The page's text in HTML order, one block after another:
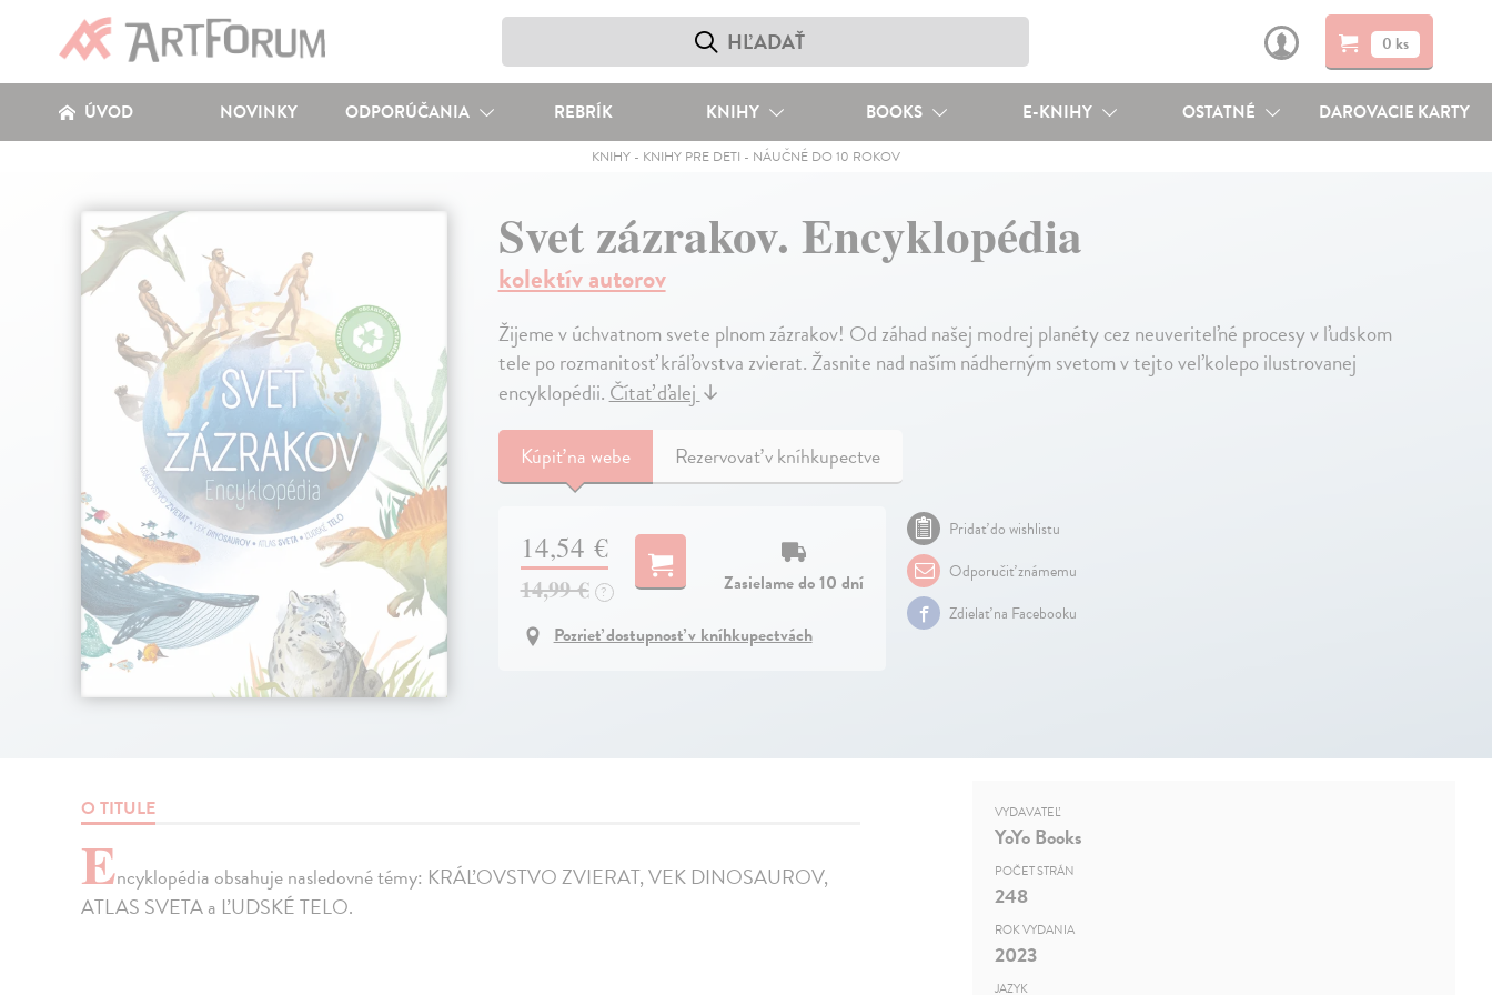
0 ks
ÚVOD NOVINKY ODPORÚČANIA REBRÍK KNIHY BOOKS E-KNIHY OSTATNÉ DAROVACIE KARTY
KNIHY- KNIHY PRE DETI - NÁUČNÉ DO 10 ROKOV
Svet zázrakov. Encyklopédia
kolektív autorov
Žijeme v úchvatnom svete plnom zázrakov! Od záhad našej modrej planéty cez neuveriteľné procesy v ľudskom
tele po rozmanitosť kráľovstva zvierat. Žasnite nad naším nádherným svetom v tejto veľkolepo ilustrovanej
encyklopédii.Čítať ďalej↓
Kúpiťna webe Rezervovať v kníhkupectve
14,54 €
14,99 € ?
Zasielame do 10 dní
Pozrieť dostupnosť v kníhkupectvách
Pridať do wishlistu
Odporučiť známemu
Zdielať na Facebooku
O TITULE
Encyklopédia obsahuje nasledovné témy: KRÁĽOVSTVO ZVIERAT, VEK DINOSAUROV,
ATLAS SVETA a ĽUDSKÉ TELO.
VYDAVATEĽ
YoYo Books
POČET STRÁN
248
ROK VYDANIA
2023
JAZYK